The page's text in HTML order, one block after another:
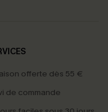
offerte dès 55 €
de commande